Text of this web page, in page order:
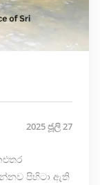
2025 ජූලි 27
පිහිටා ඇති